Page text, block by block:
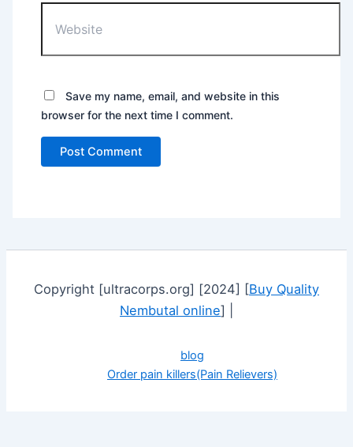
Save my name, email, and website in this
browser for the next time I comment.
Copyright [ultracorps.org] [2024] [Buy Quality
Nembutal online] |
blog
Order pain killers(Pain Relievers)